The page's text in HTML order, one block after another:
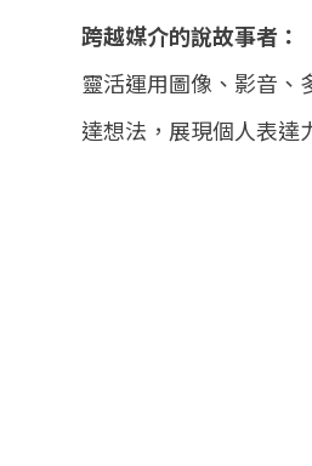
跨越媒介的說故事者：
靈活運用圖像、影音、
達想法，展現個人表達